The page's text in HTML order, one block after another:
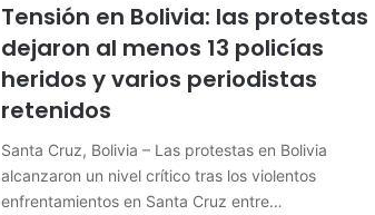
Tensión en Bolivia: las protestas
dejaron al menos 13 policías
heridos y varios periodistas
retenidos
Santa Cruz, Bolivia – Las protestas en Bolivia
alcanzaron un nivel crítico tras los violentos
enfrentamientos en Santa Cruz entre…